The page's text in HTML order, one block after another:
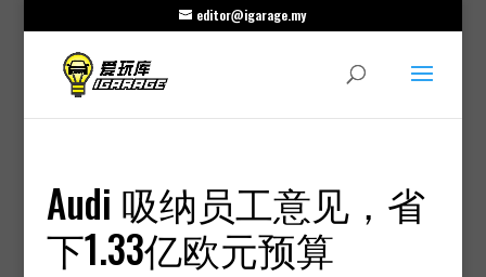
editor@igarage.my
Audi 吸纳员工意见，省
下1.33亿欧元预算